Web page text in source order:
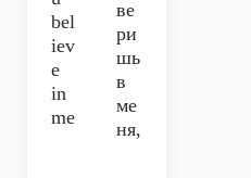
bel
iev
e
in
me
ве
ри
шь
в
ме
ня,